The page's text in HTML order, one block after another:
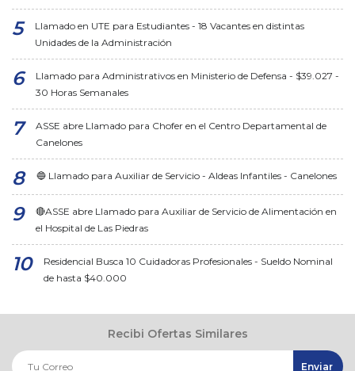
Llamado en UTE para Estudiantes - 18 Vacantes en distintas
Unidades de la Administración
Llamado para Administrativos en Ministerio de Defensa - $39.027 -
30 Horas Semanales
ASSE abre Llamado para Chofer en el Centro Departamental de
Canelones
🔵 Llamado para Auxiliar de Servicio - Aldeas Infantiles - Canelones
🔴ASSE abre Llamado para Auxiliar de Servicio de Alimentación en
el Hospital de Las Piedras
Residencial Busca 10 Cuidadoras Profesionales - Sueldo Nominal
de hasta $40.000
Recibi Ofertas Similares